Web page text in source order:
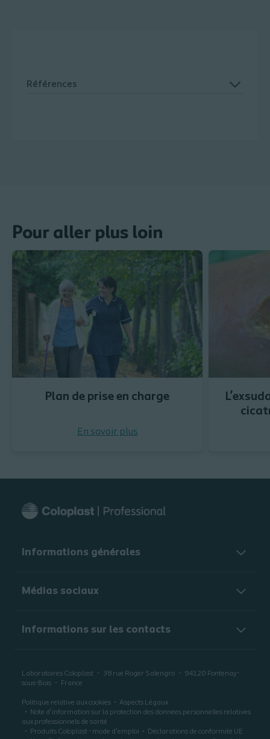
Références
Pour aller plus loin
Plan de prise en charge
En savoir plus
Informations générales​
Médias sociaux
Informations sur les contacts
Laboratoires Coloplast 38 rue Roger Salengro 94120 Fontenay-
sous-Bois
France
Politique relative aux cookies
Aspects Légaux
Note d’information sur la protection des données personnelles relatives
aux professionnels de santé
Produits Coloplast - mode d'emploi
Déclarations de conformité UE